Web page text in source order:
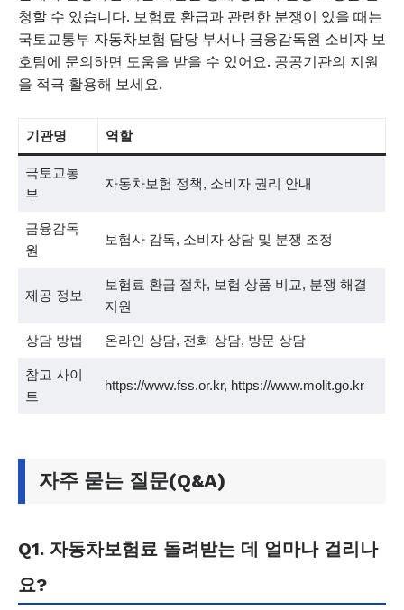
청할 수 있습니다. 보험료 환급과 관련한 분쟁이 있을 때는
국토교통부 자동차보험 담당 부서나 금융감독원 소비자 보
호팀에 문의하면 도움을 받을 수 있어요. 공공기관의 지원
을 적극 활용해 보세요.
기관명 역할
국토교통
부
자동차보험 정책, 소비자 권리 안내
금융감독
원
보험사 감독, 소비자 상담 및 분쟁 조정
제공 정보
보험료 환급 절차, 보험 상품 비교, 분쟁 해결
지원
상담 방법 온라인 상담, 전화 상담, 방문 상담
참고 사이
트
https://www.fss.or.kr, https://www.molit.go.kr
자주 묻는 질문(Q&A)
Q1. 자동차보험료 돌려받는 데 얼마나 걸리나
요?